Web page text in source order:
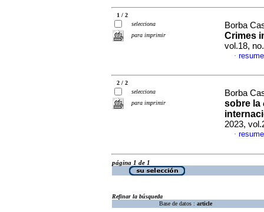
1 / 2
selecciona
para imprimir
Borba
Crimes
vol.18,
·
2 / 2
selecciona
para imprimir
Borba
sobre la
2023,
·
página 1 de 1
Refinar la búsqueda
Base de datos : article